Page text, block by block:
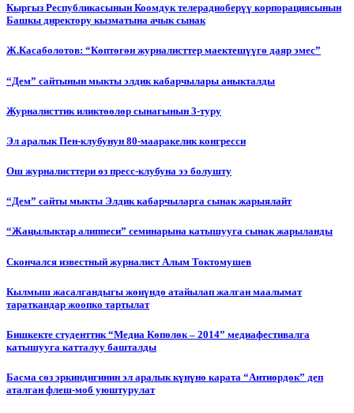
Кыргыз Республикасынын Коомдук телерадиоберүү корпорациясынын
Башкы директору кызматына ачык сынак
Ж.Касаболотов: “Көптөгөн журналисттер маектешүүгө даяр эмес”
“Дем” сайтынын мыкты элдик кабарчылары аныкталды
Журналисттик иликтөөлөр сынагынын 3-туру
Эл аралык Пен-клубунун 80-мааракелик конгресси
Ош журналисттери өз пресс-клубуна ээ болушту
“Дем” сайты мыкты Элдик кабарчыларга сынак жарыялайт
“Жаңылыктар алиппеси” семинарына катышууга сынак жарыланды
Cкончался известный журналист Алым Токтомушев
Кылмыш жасалгандыгы жөнүндө атайылап жалган маалымат
тараткандар жоопко тартылат
Бишкекте студенттик “Медиа Көпөлөк – 2014” медиафестивалга
катышууга катталуу башталды
Басма сөз эркиндигинин эл аралык күнүнө карата “Антиөрдөк” деп
аталган флеш-моб уюштурулат